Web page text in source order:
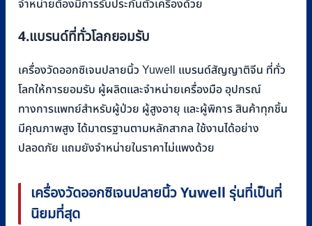
จำหน่ายต้องมีการรับประกันตัวเครื่องด้วย
4.แบรนด์ที่ทั่วโลกยอมรับ
เครื่องวัดออกซิเจนปลายนิ้ว Yuwell แบรนด์สัญญาติจีน ที่ทั่ว
โลกให้การยอมรับ ผู้ผลิตและจำหน่ายเครื่องมือ อุปกรณ์
ทางการแพทย์สำหรับผู้ป่วย ผู้สูงอายุ และผู้พิการ สินค้าทุกชิ้น
มีคุณภาพสูง ได้มาตรฐานตามหลักสากล ใช้งานได้อย่าง
ปลอดภัย แถมยังจำหน่ายในราคาไม่แพงด้วย
เครื่องวัดออกซิเจนปลายนิ้วYuwell รุ่นที่เป็นที่
นิยมที่สุด